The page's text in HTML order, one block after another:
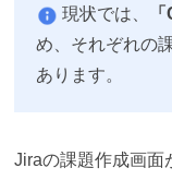
現状では、
め、それぞれの
あります。
Jiraの課題作成画面